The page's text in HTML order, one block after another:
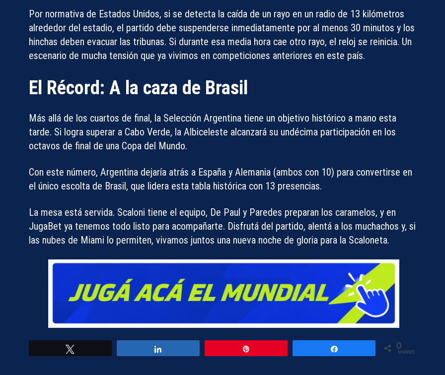
Por normativa de Estados Unidos, si se detecta la caída de un rayo en un radio de 13 kilómetros
alrededor del estadio, el partido debe suspenderse inmediatamente por al menos 30 minutos y los
hinchas deben evacuar las tribunas. Si durante esa media hora cae otro rayo, el reloj se reinicia. Un
escenario de mucha tensión que ya vivimos en competiciones anteriores en este país.
El Récord: A la caza de Brasil
Más allá de los cuartos de final, la Selección Argentina tiene un objetivo histórico a mano esta
tarde. Si logra superar a Cabo Verde, la Albiceleste alcanzará su undécima participación en los
octavos de final de una Copa del Mundo.
Con este número, Argentina dejaría atrás a España y Alemania (ambos con 10) para convertirse en
el único escolta de Brasil, que lidera esta tabla histórica con 13 presencias.
La mesa está servida. Scaloni tiene el equipo, De Paul y Paredes preparan los caramelos, y en
JugaBet ya tenemos todo listo para acompañarte. Disfrutá del partido, alentá a los muchachos y, si
las nubes de Miami lo permiten, vivamos juntos una nueva noche de gloria para la Scaloneta.
0
SHARES